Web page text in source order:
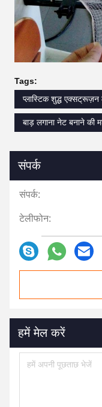
Tags:
प्लास्टिक शुद्ध एक्सट्रूज़न
बाड़ लगाना नेट बनाने की
संपर्क
संपर्क:
टेलीफोन:
हमें मेल करें